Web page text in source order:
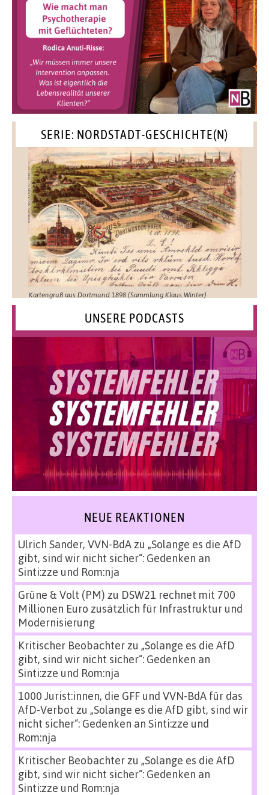
SERIE: NORDSTADT-GESCHICHTE(N)
Kartengruß aus Dortmund 1898 (Sammlung Klaus Winter)
UNSERE PODCASTS
NEUE REAKTIONEN
Ulrich Sander, VVN-BdAzu „Solange es die AfD
gibt, sind wir nicht sicher“: Gedenken an
Sinti:zze und Rom:nja
Grüne & Volt (PM) zu DSW21 rechnet mit 700
Millionen Euro zusätzlich für Infrastruktur und
Modernisierung
Kritischer Beobachterzu „Solange es die AfD
gibt, sind wir nicht sicher“: Gedenken an
Sinti:zze und Rom:nja
1000 Jurist:innen, die GFF und VVN-BdA für das
AfD-Verbot zu „Solange es die AfD gibt, sind wir
nicht sicher“: Gedenken an Sinti:zze und
Rom:nja
Kritischer Beobachterzu „Solange es die AfD
gibt, sind wir nicht sicher“: Gedenken an
Sinti:zze und Rom:nja